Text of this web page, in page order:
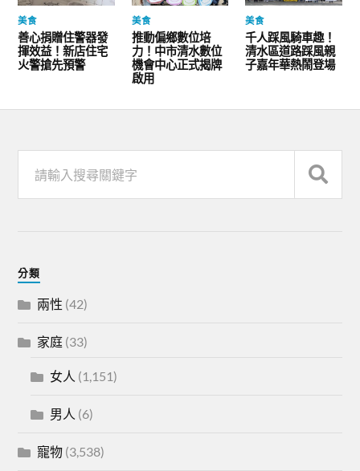
美食
善心捐贈住警器發
揮效益！新店住宅
火警搶先預警
美食
推動偏鄉數位培
力！中市清水數位
機會中心正式揭牌
啟用
美食
千人踩風騎車趣！
清水區道路踩風親
子嘉年華熱鬧登場
分類
兩性 (42)
家庭 (33)
女人 (1,151)
男人 (6)
寵物 (3,538)